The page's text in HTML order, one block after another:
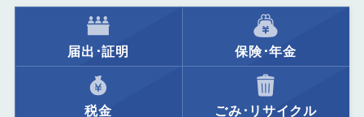
届出･証明 保険･年金
税金 ごみ･リサイクル